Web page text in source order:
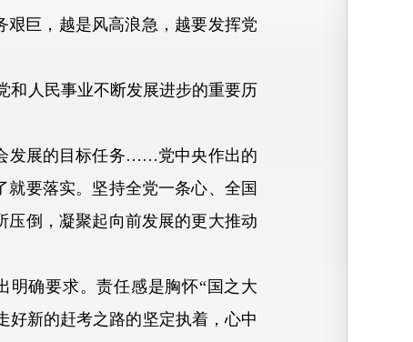
巨，越是风高浪急，越要发挥党
人民事业不断发展进步的重要历
发展的目标任务……党中央作出的
要落实。坚持全党一条心、全国
倒，凝聚起向前发展的更大推动
确要求。责任感是胸怀“国之大
好新的赶考之路的坚定执着，心中